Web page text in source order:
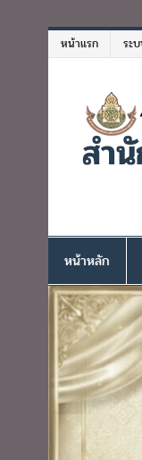
หน้าแรก ระ
สำ
หน้าหลัก